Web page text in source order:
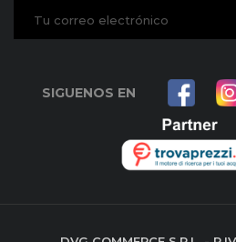
SIGUENOS EN